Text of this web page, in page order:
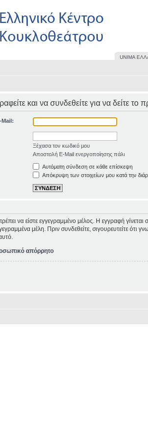
UΝΙΜΑ
και να συνδεθείτε για να δείτε το
Mail:
Ξέχασα τον κωδικό μου
Αποστολή E-Mail ενεργοποίησης πάλι
Αυτόματη σύνδεση σε κάθε επίσκεψη
Απόκρυψη των στοιχείων μου κατά την
να είστε εγγεγραμμένο μέλος. Η εγγραφή
μέλη. Πριν συνδεθείτε, σιγουρευτείτε ότι
απόρρητο